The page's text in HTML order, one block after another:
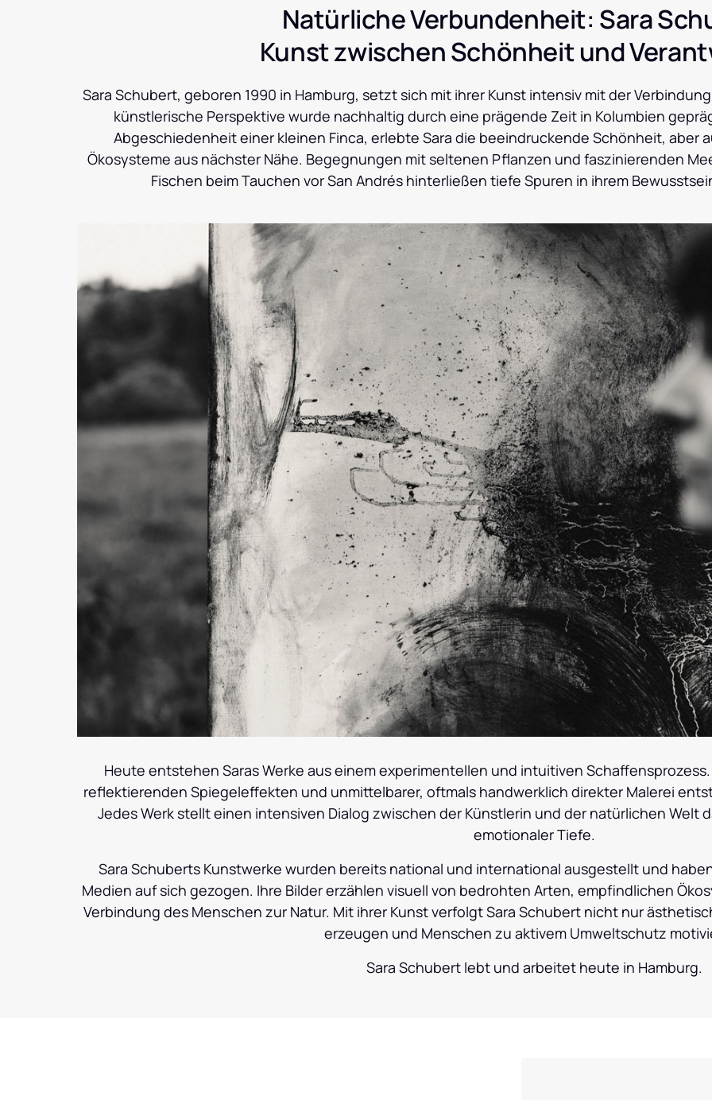
Natürliche Verbundenheit: Sara
Kunst zwischen Schönheit und
Sara Schubert, geboren 1990 in Hamburg, setzt sich mit ihrer Kunst intensiv mit der
künstlerische Perspektive wurde nachhaltig durch eine prägende Zeit in Kolumbien
Abgeschiedenheit einer kleinen Finca, erlebte Sara die beeindruckende Schönheit, aber
Ökosysteme aus nächster Nähe. Begegnungen mit seltenen Pflanzen und faszinierenden
Fischen beim Tauchen vor San Andrés hinterließen tiefe Spuren in ihrem
Heute entstehen Saras Werke aus einem experimentellen und intuitiven
reflektierenden Spiegeleffekten und unmittelbarer, oftmals handwerklich direkter Malerei
Jedes Werk stellt einen intensiven Dialog zwischen der Künstlerin und der natürlichen Welt
emotionaler Tiefe.
Sara Schuberts Kunstwerke wurden bereits national und international ausgestellt und
Medien auf sich gezogen. Ihre Bilder erzählen visuell von bedrohten Arten, empfindlichen
Verbindung des Menschen zur Natur. Mit ihrer Kunst verfolgt Sara Schubert nicht nur
erzeugen und Menschen zu aktivem Umweltschutz
Sara Schubert lebt und arbeitet heute in Hamburg.